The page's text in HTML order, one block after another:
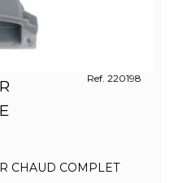
Ref. 220198
CHAUD COMPLET